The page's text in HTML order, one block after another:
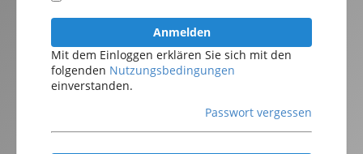
Anmelden
Mit dem Einloggen erklären Sie sich mit den
folgenden Nutzungsbedingungen
einverstanden.
Passwort vergessen